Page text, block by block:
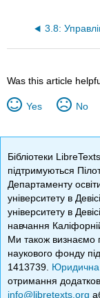
Was this article
Yes No
Бібліотеки
підтримуються
Департаменту
університету в
університету в
навчання
Ми також визнаємо
наукового фонду
1413739. Юридична
отримання
info@libretexts.org